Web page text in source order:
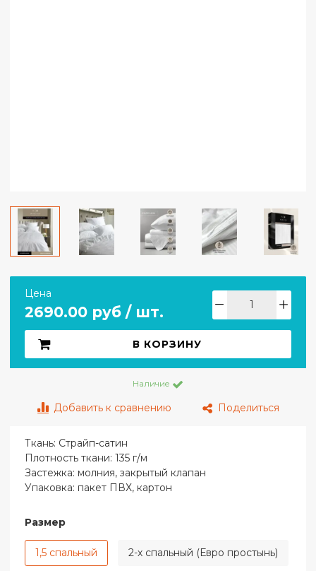
Цена
2690.00 руб / шт.
В КОРЗИНУ
Наличие
Добавить к сравнению Поделиться
Ткань: Страйп-сатин
Плотность ткани: 135 г/м
Застежка: молния, закрытый клапан
Упаковка: пакет ПВХ, картон
Размер
1,5 спальный 2-х спальный (Евро простынь)